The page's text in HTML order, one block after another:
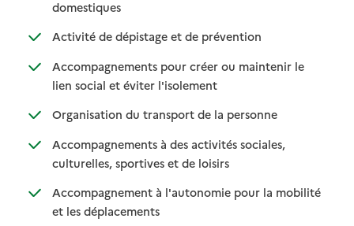
domestiques: disponible
: non disponible
Activité de dépistage et de prévention: disponible
: non disponible
Accompagnements pour créer ou maintenir le
lien social et éviter l'isolement: disponible
: non disponible
Organisation du transport de la personne: disponible
: non disponible
Accompagnements à des activités sociales,
culturelles, sportives et de loisirs: disponible
: non disponible
Accompagnement à l'autonomie pour la mobilité
et les déplacements: disponible
: non disponible